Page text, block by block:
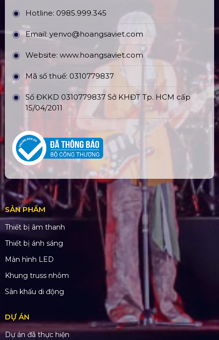
Hotline: 0985.999.345
Email: yenvo@hoangsaviet.com
Website: www.hoangsaviet.com
Mã số thuế: 0310779837
Số ĐKKD 0310779837 Sở KHĐT Tp. HCM cấp
15/04/2011
SẢN PHẨM
Thiết bị âm thanh
Thiết bị ánh sáng
Màn hình LED
Khung truss nhôm
Sân khấu di động
DỰ ÁN
Dự án đã thực hiện